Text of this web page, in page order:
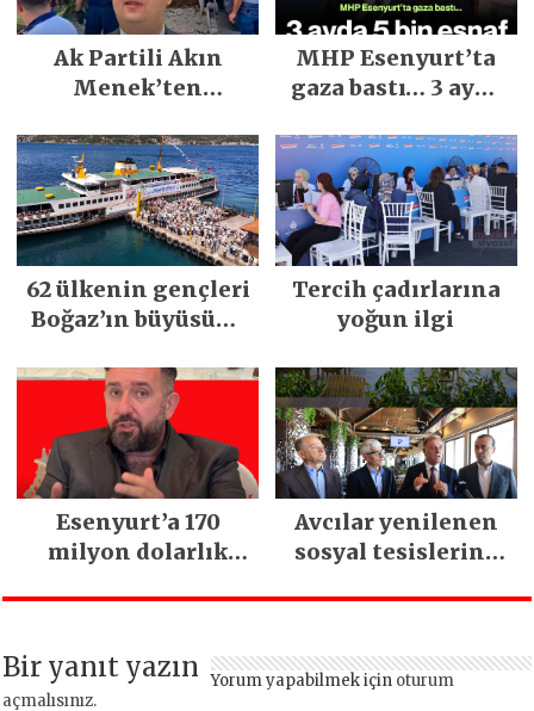
Ak Partili Akın
Menek’ten
heyelan sonrası
kritik uyarı
MHP Esenyurt’ta
gaza bastı… 3 ayda
edildi
62 ülkenin gençleri
Boğaz’ın büyüsüne
Tercih çadırlarına
yoğun ilgi
Esenyurt’a 170
milyon dolarlık
İstanbul’un tek
Avcılar yenilenen
sosyal tesislerine
Bir yanıt yazın Yorum yapabilmek için oturum
açmalısınız.